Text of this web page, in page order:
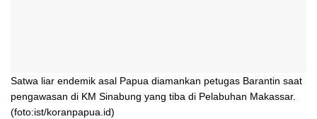
Satwa liar endemik asal Papua diamankan petugas Barantin saat
pengawasan di KM Sinabung yang tiba di Pelabuhan Makassar.
(foto:ist/koranpapua.id)